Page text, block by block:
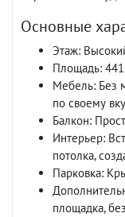
Основные
Этаж:
Площадь: 441
Мебель: Без
по своему
Балкон:
Интерьер:
потолка,
Парковка:
площадка,